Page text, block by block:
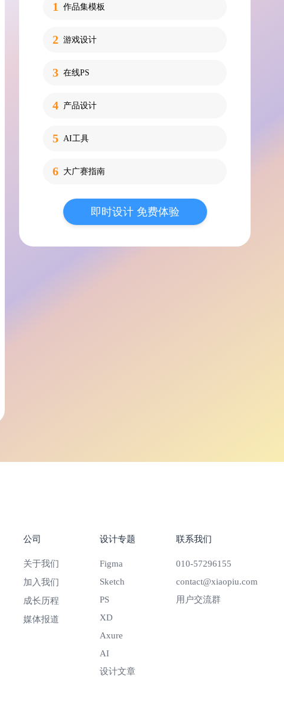
作品集模板
游戏设计
在线PS
产品设计
AI工具
大广赛指南
即时设计 免费体验
公司
关于我们
加入我们
成长历程
媒体报道
设计专题
Figma
Sketch
PS
XD
Axure
AI
设计文章
联系我们
010-57296155
contact@xiaopiu.com
用户交流群